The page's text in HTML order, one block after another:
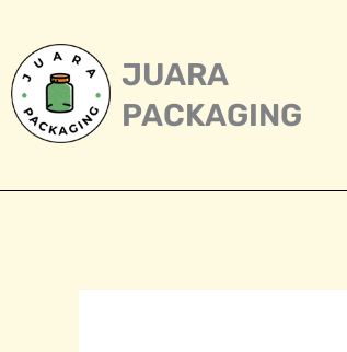
content
JUARA
PACKAGING